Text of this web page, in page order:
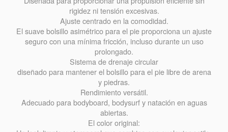
rigidez ni tensión excesivas.
Ajuste centrado en la comodidad.
El suave bolsillo asimétrico para el pie proporciona un ajuste
seguro con una mínima fricción, incluso durante un uso
prolongado.
Sistema de drenaje circular
diseñado para mantener el bolsillo para el pie libre de arena
y piedras.
Rendimiento versátil.
Adecuado para bodyboard, bodysurf y natación en aguas
abiertas.
El color original: